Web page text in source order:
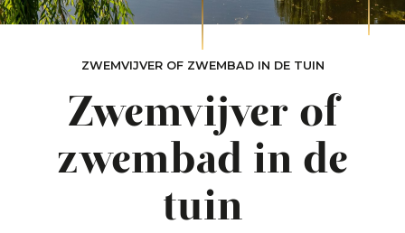
ZWEMVIJVER OF ZWEMBAD IN DE TUIN
Zwemvijver of
zwembad in de
tuin